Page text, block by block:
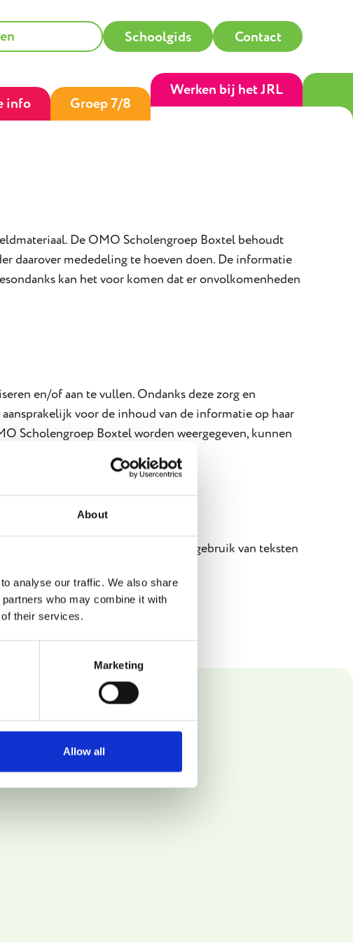
About
analyse our traffic. We also share
who may combine it with
their services.
Marketing
Allow all
Schoolgids Contact
info Groep 7/8
Werken bij het JRL
De OMO Scholengroep Boxtel behoudt
daarover mededeling te hoeven doen. De informatie
kan het voor komen dat er onvolkomenheden
en/of aan te vullen. Ondanks deze zorg en
voor de inhoud van de informatie op haar
Scholengroep Boxtel worden weergegeven, kunnen
verspreiden en elk ander gebruik van teksten